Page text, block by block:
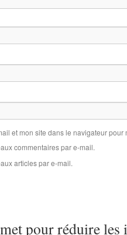
et mon site dans le navigateur
commentaires par e-mail.
articles par e-mail.
pour réduire les